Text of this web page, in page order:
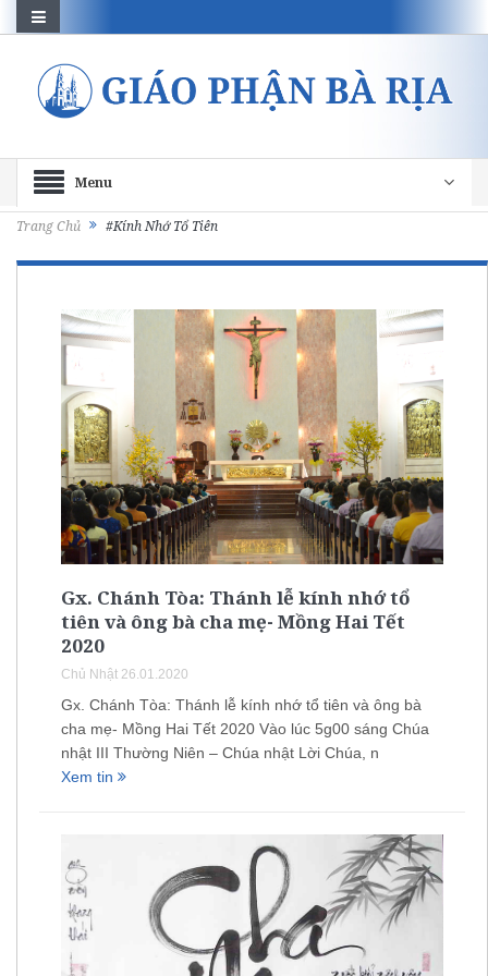
Menu
Trang Chủ #Kính Nhớ Tổ Tiên
Gx. Chánh Tòa: Thánh lễ kính nhớ tổ
tiên và ông bà cha mẹ- Mồng Hai Tết
2020
Chủ Nhật 26.01.2020
Gx. Chánh Tòa: Thánh lễ kính nhớ tổ tiên và ông bà
cha mẹ- Mồng Hai Tết 2020 Vào lúc 5g00 sáng Chúa
nhật III Thường Niên – Chúa nhật Lời Chúa, n
Xem tin